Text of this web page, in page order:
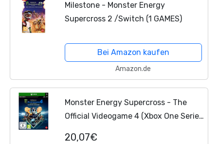
Milestone - Monster Energy
Supercross 2 /Switch (1 GAMES)
Bei Amazon kaufen
Amazon.de
Monster Energy Supercross - The
Official Videogame 4 (Xbox One Series
20,07€